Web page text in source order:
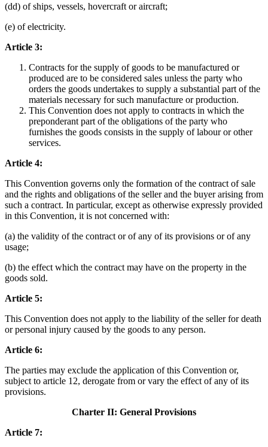
(dd) of ships, vessels, hovercraft or aircraft;
(e) of electricity.
Article 3:
Contracts for the supply of goods to be manufactured or
produced are to be considered sales unless the party who
orders the goods undertakes to supply a substantial part of the
materials necessary for such manufacture or production.
This Convention does not apply to contracts in which the
preponderant part of the obligations of the party who
furnishes the goods consists in the supply of labour or other
services.
Article 4:
This Convention governs only the formation of the contract of sale
and the rights and obligations of the seller and the buyer arising from
such a contract. In particular, except as otherwise expressly provided
in this Convention, it is not concerned with:
(a) the validity of the contract or of any of its provisions or of any
usage;
(b) the effect which the contract may have on the property in the
goods sold.
Article 5:
This Convention does not apply to the liability of the seller for death
or personal injury caused by the goods to any person.
Article 6:
The parties may exclude the application of this Convention or,
subject to article 12, derogate from or vary the effect of any of its
provisions.
Charter II: General Provisions
Article 7: